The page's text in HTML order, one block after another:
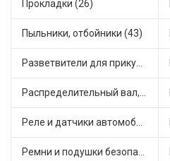
Прокладки (26)
Пыльники, отбойники (43)
Разветвители для прикуривателя (4)
Распределительный вал, шестерни распределительного (5)
Реле и датчики автомобильные (111)
Ремни и подушки безопасности (6)